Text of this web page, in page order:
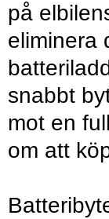
på
eliminera
snabbt
mot en
om att